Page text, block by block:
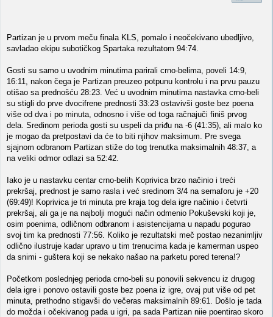
Partizan je u prvom meču finala KLS, pomalo i neočekivano ubedljivo,
savladao ekipu subotičkog Spartaka rezultatom 94:74.
Gosti su samo u uvodnim minutima parirali crno-belima, poveli 14:9,
16:11, nakon čega je Partizan preuzeo potpunu kontrolu i na prvu pauzu
otišao sa prednošću 28:23. Već u uvodnim minutima nastavka crno-beli
su stigli do prve dvocifrene prednosti 33:23 ostavivši goste bez poena
više od dva i po minuta, odnosno i više od toga račnajuči finiš prvog
dela. Sredinom perioda gosti su uspeli da priđu na -6 (41:35), ali malo ko
je mogao da pretpostavi da će to biti njihov maksimum. Pre svega
sjajnom odbranom Partizan stiže do tog trenutka maksimalnih 48:37, a
na veliki odmor odlazi sa 52:42.
Iako je u nastavku centar crno-belih Koprivica brzo načinio i treći
prekršaj, prednost je samo rasla i već sredinom 3/4 na semaforu je +20
(69:49)! Koprivica je tri minuta pre kraja tog dela igre načinio i četvrti
prekršaj, ali ga je na najbolji mogući način odmenio Pokuševski koji je,
osim poenima, odličnom odbranom i asistencijama u napadu pogurao
svoj tim ka prednosti 77:56. Koliko je rezultatski meč postao nezanimljiv
odlično ilustruje kadar upravo u tim trenucima kada je kamerman uspeo
da snimi - guštera koji se nekako našao na parketu pored terena!?
Početkom poslednjeg perioda crno-beli su ponovili sekvencu iz drugog
dela igre i ponovo ostavili goste bez poena iz igre, ovaj put više od pet
minuta, prethodno stigavši do večeras maksimalnih 89:61. Došlo je tada
do možda i očekivanog pada u igri, pa sada Partizan niie poentirao skoro